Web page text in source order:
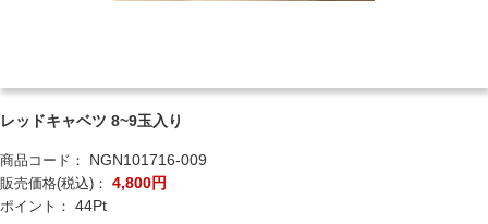
レッドキャベツ 8~9玉入り
商品コード： NGN101716-009
販売価格(税込)： 4,800円
ポイント： 44Pt